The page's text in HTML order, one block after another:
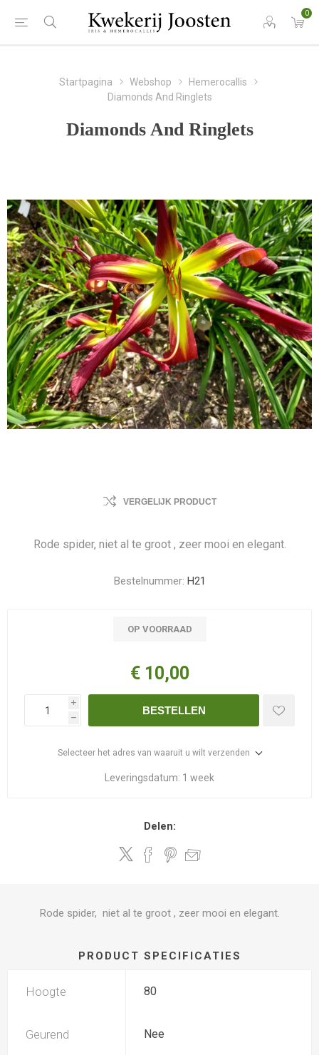
0
Startpagina Webshop
Hemerocallis
Diamonds And Ringlets
Diamonds And Ringlets
VERGELIJK PRODUCT
Rode spider, niet al te groot , zeer mooi en elegant.
Bestelnummer: H21
OP VOORRAAD
€ 10,00
i
h
BESTELLEN
Selecteer het adres van waaruit u wilt verzenden
Leveringsdatum: 1 week
Delen:
Rode spider, niet al te groot , zeer mooi en elegant.
PRODUCT SPECIFICATIES
Hoogte 80
Geurend Nee